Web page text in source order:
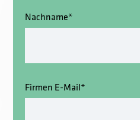
Nachname*
Firmen E-Mail*